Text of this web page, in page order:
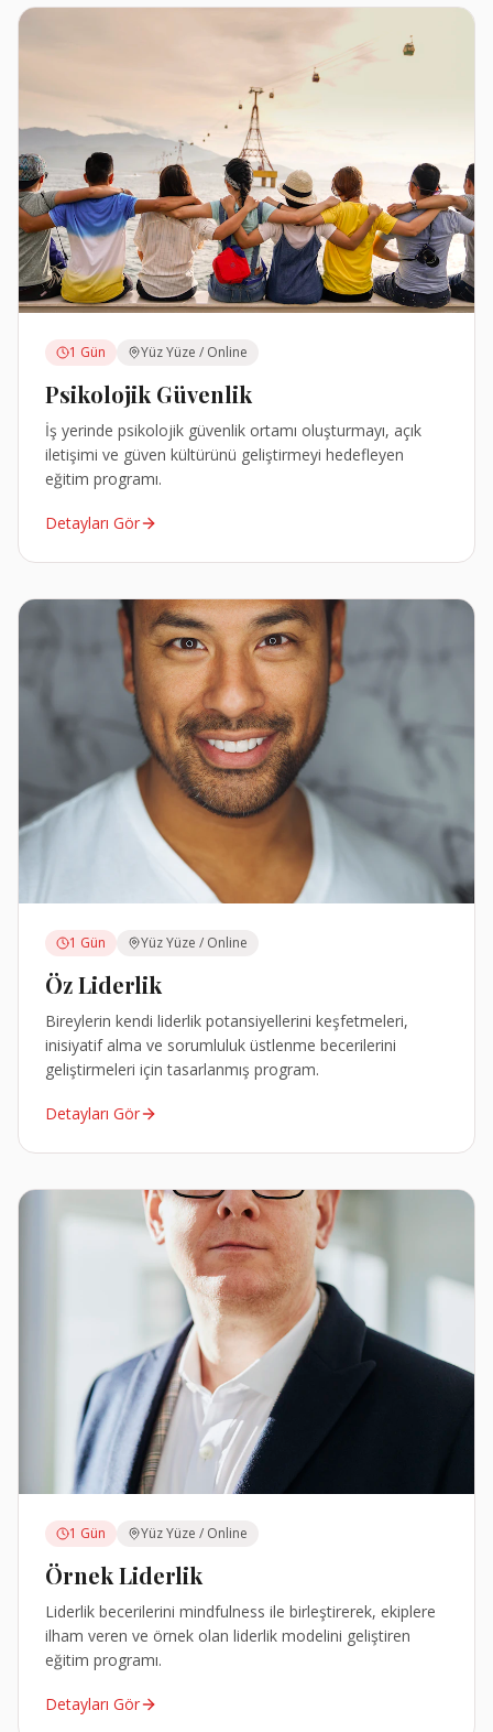
1 Gün Yüz Yüze / Online
Psikolojik Güvenlik
İş yerinde psikolojik güvenlik ortamı oluşturmayı, açık
iletişimi ve güven kültürünü geliştirmeyi hedefleyen
eğitim programı.
Detayları Gör
1 Gün Yüz Yüze / Online
Öz Liderlik
Bireylerin kendi liderlik potansiyellerini keşfetmeleri,
inisiyatif alma ve sorumluluk üstlenme becerilerini
geliştirmeleri için tasarlanmış program.
Detayları Gör
1 Gün Yüz Yüze / Online
Örnek Liderlik
Liderlik becerilerini mindfulness ile birleştirerek, ekiplere
ilham veren ve örnek olan liderlik modelini geliştiren
eğitim programı.
Detayları Gör